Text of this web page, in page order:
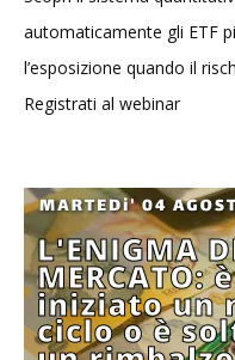
automaticamente gli ETF
l’esposizione quando il
Registrati al webinar